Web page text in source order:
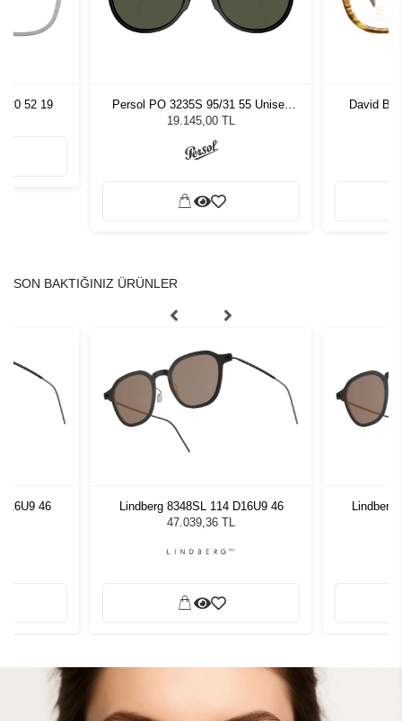
52 19
Persol PO 3235S 95/31 55 Unisex
Güneş Gözlüğü
19.145,00 TL
David
SON BAKTIĞINIZ ÜRÜNLER
46
Lindberg 8348SL 114 D16U9 46
47.039,36 TL
Lindberg